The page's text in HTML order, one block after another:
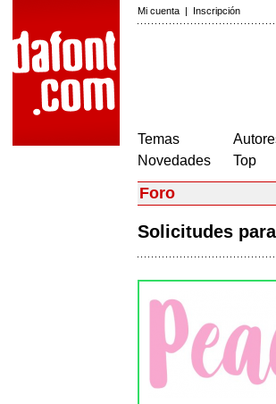
Mi cuenta | Inscripción
Temas
Novedades
Top
Foro
Solicitudes